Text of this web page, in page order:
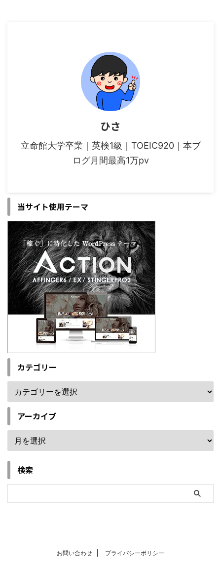
ひさ
立命館大学卒業｜英検1級｜TOEIC920｜本ブ
ログ月間最高1万pv
当サイト使用テーマ
カテゴリー
アーカイブ
検索
お問い合わせ プライバシーポリシー